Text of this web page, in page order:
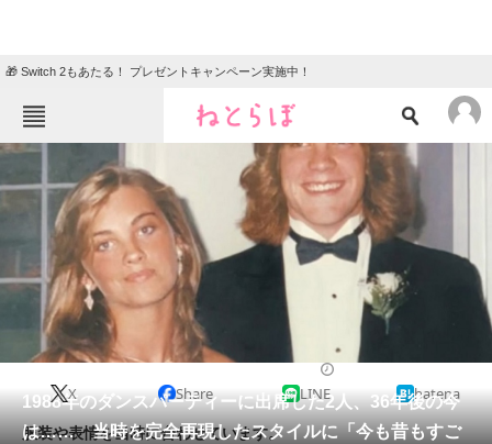
🎁 Switch 2もあたる！ プレゼントキャンペーン実施中！
ねとらぼメニュー
TOP ニュース
エンタメ クイズ
グルメ
住まい 教育・育児
動物 リサーチ
会員記事
1988年のダンスパーティーに出席した2人、36年後の今
は…… 当時を完全再現したスタイルに「今も昔もすご
X Share LINE hatena
服装や表情を当時に合わせています。